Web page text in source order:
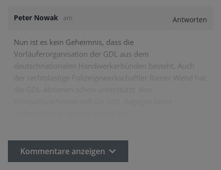
Peter Nowak am Antworten
Nun ist es kein Geheimnis, dass die
Vorläuferorganisation der GDL aus dem
deutschnationalen Handwerkerbünden besteht. Auch
Kommentare anzeigen